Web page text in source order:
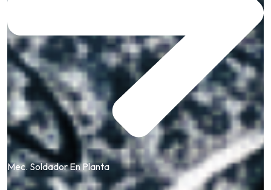
Mec. Soldador En Planta